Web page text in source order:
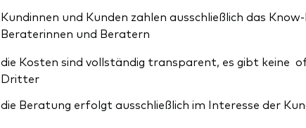
Kundinnen und Kunden zahlen ausschließlich das
Beraterinnen und Beratern
die Kosten sind vollständig transparent, es gibt keine
Dritter
die Beratung erfolgt ausschließlich im Interesse der